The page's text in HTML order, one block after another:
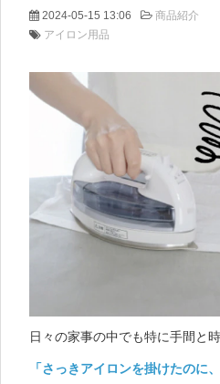
2024-05-15 13:06
商品紹介
アイロン用品
日々の家事の中でも特に手間と
「さっきアイロンを掛けたのに